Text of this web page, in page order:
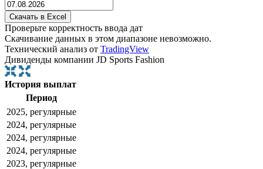
Проверьте корректность ввода дат
Скачивание данных в этом диапазоне невозможно.
Технический анализ от TradingView
Дивиденды компании JD Sports Fashion
История выплат
Период
2025, регулярные
2024, регулярные
2024, регулярные
2024, регулярные
2023, регулярные